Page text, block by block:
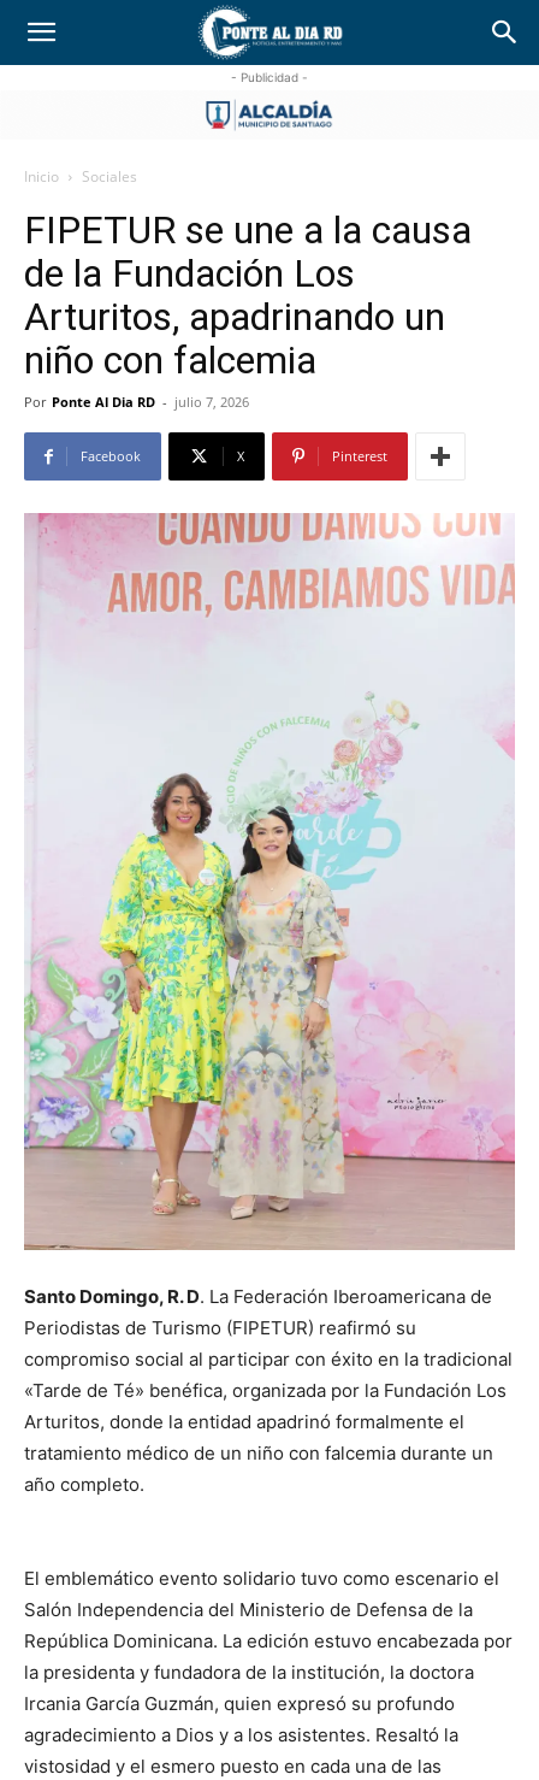
- Publicidad -
Inicio Sociales
FIPETUR se une a la causa
de la Fundación Los
Arturitos, apadrinando un
niño con falcemia
Por Ponte Al Dia RD - julio 7, 2026
Facebook X Pinterest
Santo Domingo, R. D. La Federación Iberoamericana de
Periodistas de Turismo (FIPETUR) reafirmó su
compromiso social al participar con éxito en la tradicional
«Tarde de Té» benéfica, organizada por la Fundación Los
Arturitos, donde la entidad apadrinó formalmente el
tratamiento médico de un niño con falcemia durante un
año completo.
El emblemático evento solidario tuvo como escenario el
Salón Independencia del Ministerio de Defensa de la
República Dominicana. La edición estuvo encabezada por
la presidenta y fundadora de la institución, la doctora
Ircania García Guzmán, quien expresó su profundo
agradecimiento a Dios y a los asistentes. Resaltó la
vistosidad y el esmero puesto en cada una de las